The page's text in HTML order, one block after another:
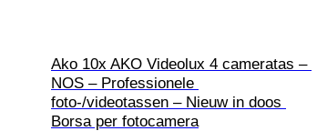
Ako 10x AKO Videolux 4 cameratas –
NOS – Professionele
foto-/videotassen – Nieuw in doos
Borsa per fotocamera